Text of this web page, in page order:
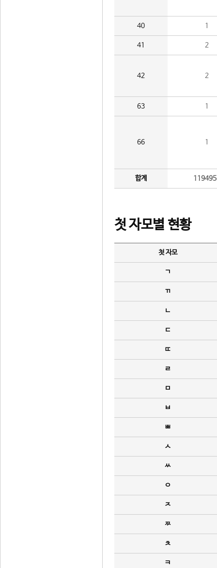
40 1
41 2
42 2
63 1
66 1
합계
첫 자모별 현황
첫 자모
ㄱ
ㄲ
ㄴ
ㄷ
ㄸ
ㄹ
ㅁ
ㅂ
ㅃ
ㅅ
ㅆ
ㅇ
ㅈ
ㅉ
ㅊ
ㅋ